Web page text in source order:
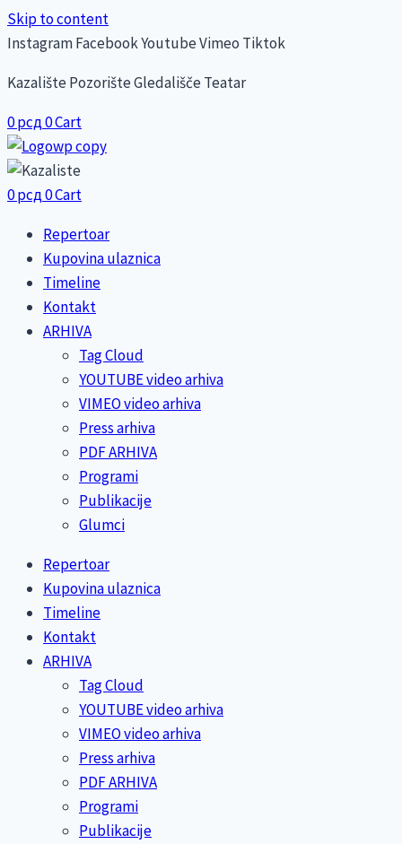
Skip to content
InstagramFacebookYoutubeVimeo Tiktok
Kazalište Pozorište Gledališče Teatar
0рсд0Cart
0рсд0Cart
Repertoar
Kupovina ulaznica
Timeline
Kontakt
ARHIVA
Tag Cloud
YOUTUBE video arhiva
VIMEO video arhiva
Press arhiva
PDF ARHIVA
Programi
Publikacije
Glumci
Repertoar
Kupovina ulaznica
Timeline
Kontakt
ARHIVA
Tag Cloud
YOUTUBE video arhiva
VIMEO video arhiva
Press arhiva
PDF ARHIVA
Programi
Publikacije